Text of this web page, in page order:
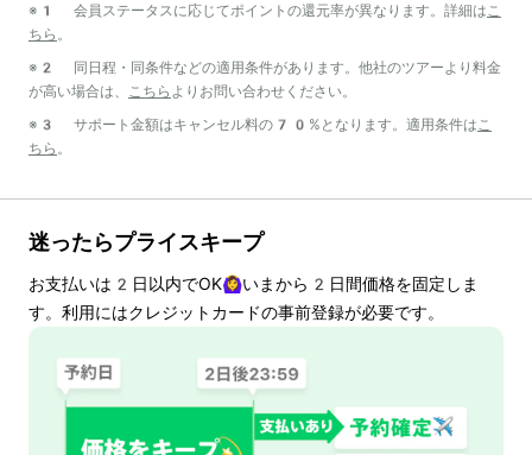
※1 会員ステータスに応じてポイントの還元率が異なります。詳細は こ
ちら 。
※2 同日程・同条件などの適用条件があります。他社のツアーより料金
が高い場合は、
こちら よりお問い合わせください。
※3 サポート金額はキャンセル料の70%となります。適用条件は こ
ちら 。
迷ったらプライスキープ
お支払いは 2 日以内でOK🙆‍♀️いまから 2 日間価格を固定しま
す。利用にはクレジットカードの事前登録が必要です。